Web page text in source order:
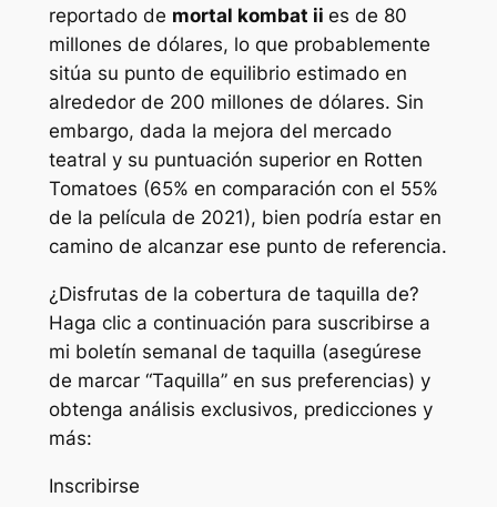
reportado de mortal kombat ii es de 80
millones de dólares, lo que probablemente
sitúa su punto de equilibrio estimado en
alrededor de 200 millones de dólares. Sin
embargo, dada la mejora del mercado
teatral y su puntuación superior en Rotten
Tomatoes (65% en comparación con el 55%
de la película de 2021), bien podría estar en
camino de alcanzar ese punto de referencia.
¿Disfrutas de la cobertura de taquilla de?
Haga clic a continuación para suscribirse a
mi boletín semanal de taquilla (asegúrese
de marcar “Taquilla” en sus preferencias) y
obtenga análisis exclusivos, predicciones y
más:
Inscribirse